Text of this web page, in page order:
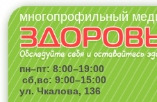
многопрофильный
пн–пт: 8:00–19:00
сб,вс: 9:00–15:00
ул. Чкалова, 136